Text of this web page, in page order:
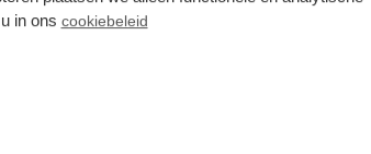
in ons cookiebeleid